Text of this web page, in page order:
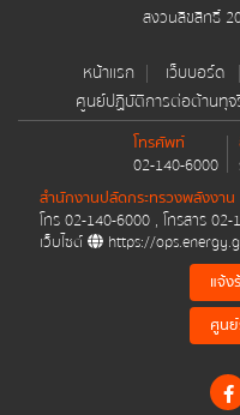
สั่งซื้อแผนที่แปลงสัมป
ระบบขอความเห็นชอ
เพลิงทางอิเล็กทรอนิกส์
ระบบให้บริการอนุมัติ
เพื่อค้าน้ำมันเชื้อเพลิง
การแจ้งเรื่องร้องเรียน
แนวปฏิบัติการจัดการเ
ช่องทางแจ้งเรื่องร้อง
สงวนลิขสิทธิ์
หน้าแรก เว็บบอร์ด
ศูนย์ปฏิบัติการต่อต้านทุ
โทรศัพท์
02-140-6000
สำนักงานปลัดกระทรวงพลังงาน
โทร 02-140-6000, โทรสาร 02-
เว็บไซต์
https://
แจ้ง
ศูน